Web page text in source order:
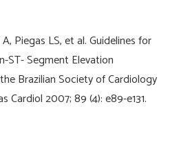
Piegas LS, et al. Guidelines for
ST- Segment Elevation
Brazilian Society of Cardiology
Cardiol 2007; 89 (4): e89-e131.